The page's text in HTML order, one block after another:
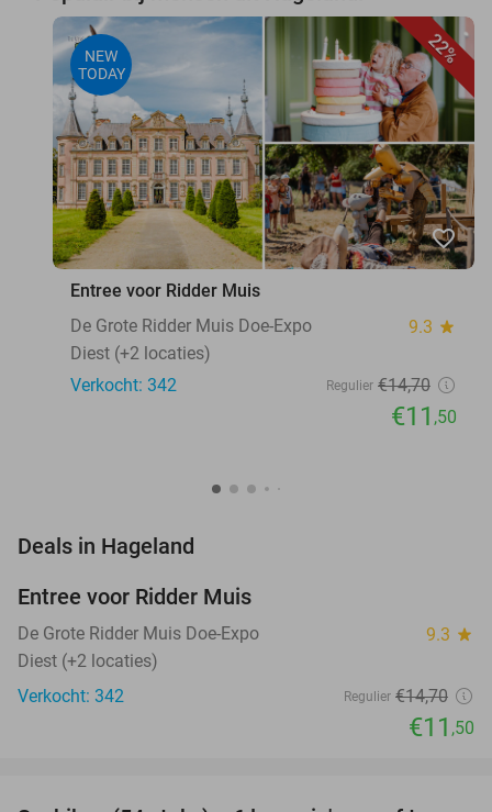
22%
NEW
TODAY
favorite_border
Entree voor Ridder Muis
De Grote Ridder Muis Doe-Expo
9.3 star
Diest (+2 locaties)
Verkocht: 342
Regulier €14,70
€11 ,50
Deals in Hageland
TODAY
Entree voor Ridder Muis
De Grote Ridder Muis Doe-Expo 9.3 star
Diest (+2 locaties)
Verkocht: 342
Regulier €14,70
€11 ,50